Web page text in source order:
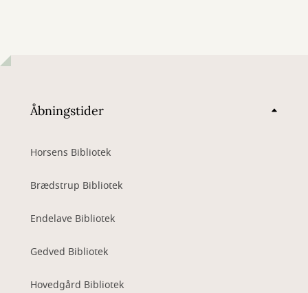
Åbningstider
Horsens Bibliotek
Brædstrup Bibliotek
Endelave Bibliotek
Gedved Bibliotek
Hovedgård Bibliotek